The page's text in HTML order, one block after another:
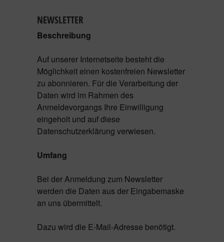
NEWSLETTER
Beschreibung
Auf unserer Internetseite besteht die
Möglichkeit einen kostenfreien Newsletter
zu abonnieren. Für die Verarbeitung der
Daten wird im Rahmen des
Anmeldevorgangs Ihre Einwilligung
eingeholt und auf diese
Datenschutzerklärung verwiesen.
Umfang
Bei der Anmeldung zum Newsletter
werden die Daten aus der Eingabemaske
an uns übermittelt.
Dazu wird die E-Mail-Adresse benötigt.